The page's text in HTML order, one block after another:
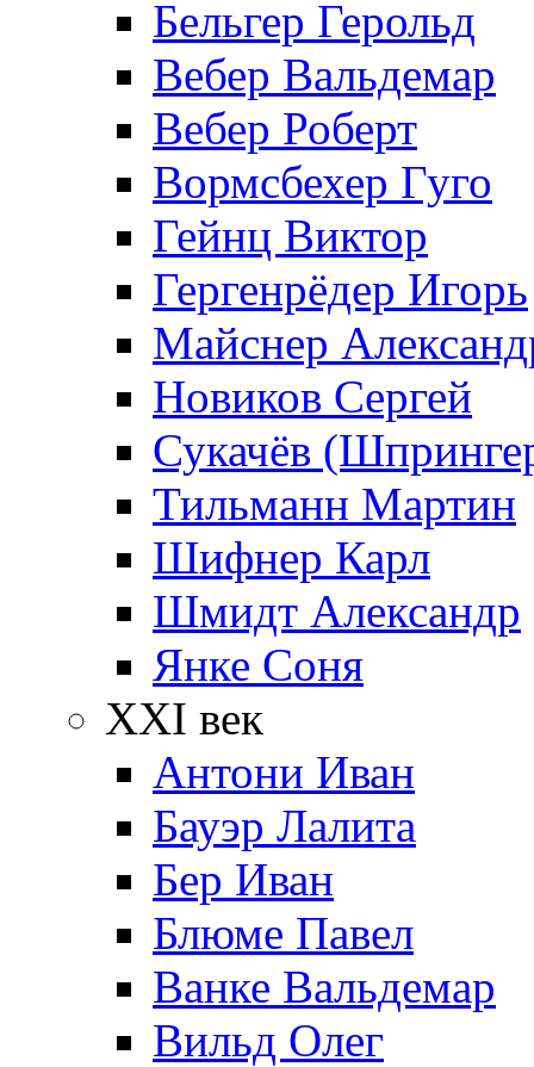
Бельгер Герольд
Вебер Вальдемар
Вебер Роберт
Вормсбехер Гуго
Гейнц Виктор
Гергенрёдер Игорь
Майснер
Новиков Сергей
Сукачёв
Тильманн Мартин
Шифнер Карл
Шмидт Александр
Янке Соня
XXI век
Антони Иван
Бауэр Лалита
Бер Иван
Блюме Павел
Ванке Вальдемар
Вильд Олег